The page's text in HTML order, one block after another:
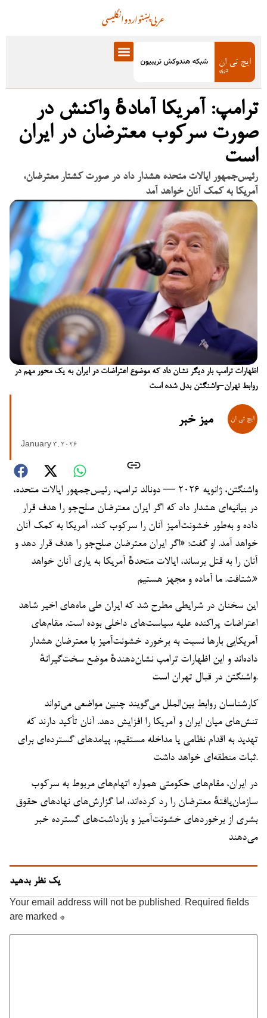
انگلیسیاردوپښتوعربی
ترامپ: آمریکا آمادهٔ واکنش در
صورت سرکوب معترضان در ایران
است
رئیس‌جمهور ایالات متحده هشدار داد در صورت کشتار معترضان،
آمریکا به کمک آنان خواهد آمد
اظهارات ترامپ بار دیگر نشان داد که موضوع اعتراضات در ایران به یک محور مهم در
روابط تهران–واشنگتن بدل شده است
میز خبر
January 3, 2026
واشنگتن، ژانویه ۲۰۲۶ — دونالد ترامپ، رئیس‌جمهور ایالات متحده،
در بیانیه‌ای هشدار داد که اگر ایران معترضان صلح‌جو را هدف قرار
داده و به‌طور خشونت‌آمیز آنان را سرکوب کند، آمریکا به کمک آنان
خواهد آمد. او گفت: «اگر ایران معترضان صلح‌جو را هدف قرار دهد و
آنان را به قتل برساند، ایالات متحدهٔ آمریکا به یاری آنان خواهد
شتافت. ما آماده و مجهز هستیم.»
این سخنان در شرایطی مطرح شد که ایران طی ماه‌های اخیر شاهد
اعتراضات پراکنده علیه سیاست‌های داخلی بوده است. مقام‌های
آمریکایی بارها نسبت به برخورد خشونت‌آمیز با معترضان هشدار
داده‌اند و این اظهارات ترامپ نشان‌دهندهٔ موضع سخت‌گیرانهٔ
واشنگتن در قبال تهران است.
کارشناسان روابط بین‌الملل می‌گویند چنین مواضعی می‌تواند
تنش‌های میان ایران و آمریکا را افزایش دهد. آنان تأکید دارند که
تهدید به اقدام نظامی یا مداخله مستقیم، پیامدهای گسترده‌ای برای
ثبات منطقه‌ای خواهد داشت.
در ایران، مقام‌های حکومتی همواره اتهام‌های مربوط به سرکوب
سازمان‌یافتهٔ معترضان را رد کرده‌اند، اما گزارش‌های نهادهای حقوق
بشری از برخوردهای خشونت‌آمیز و بازداشت‌های گسترده خبر
می‌دهند
یک نظر بدهید
Your email address will not be published. Required fields
are marked *